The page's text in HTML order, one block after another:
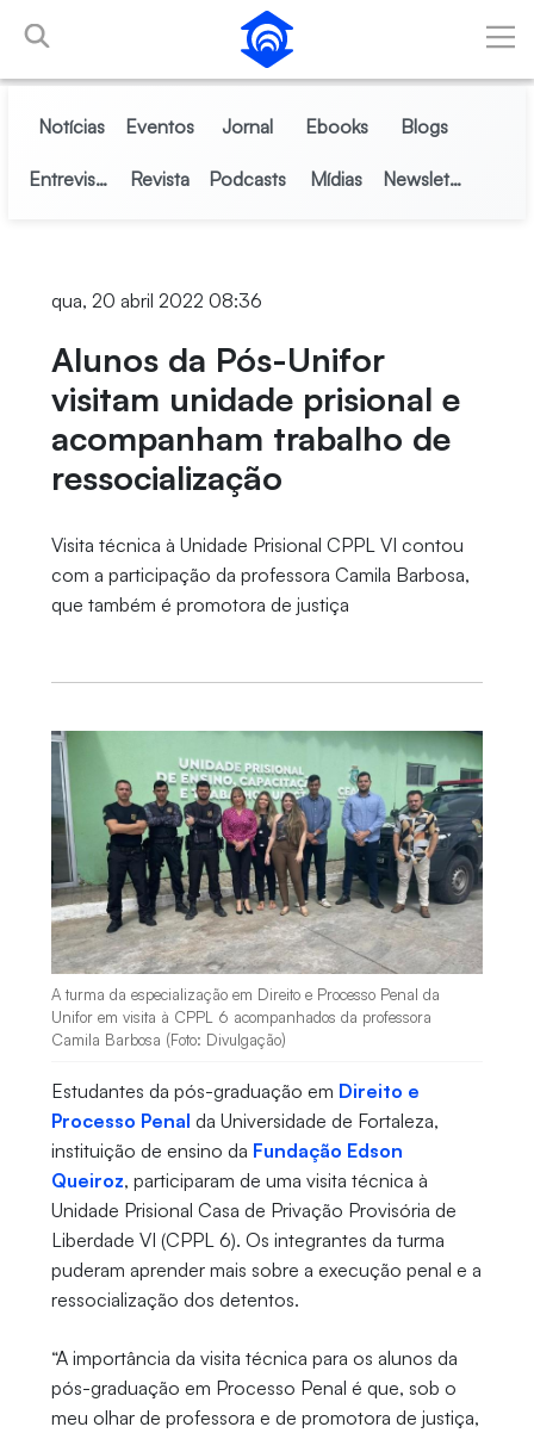
Pular para o Conteúdo principal
Notícias Eventos Jornal Ebooks Blogs
Entrevistas Revista Podcasts Mídias Newsletter
qua, 20 abril 2022 08:36
Alunos da Pós-Unifor
visitam unidade prisional e
acompanham trabalho de
ressocialização
Visita técnica à Unidade Prisional CPPL VI contou
com a participação da professora Camila Barbosa,
que também é promotora de justiça
A turma da especialização em Direito e Processo Penal da
Unifor em visita à CPPL 6 acompanhados da professora
Camila Barbosa (Foto: Divulgação)
Estudantes da pós-graduação em Direito e
Processo Penal da Universidade de Fortaleza,
instituição de ensino da Fundação Edson
Queiroz, participaram de uma visita técnica à
Unidade Prisional Casa de Privação Provisória de
Liberdade VI (CPPL 6). Os integrantes da turma
puderam aprender mais sobre a execução penal e a
ressocialização dos detentos.
“A importância da visita técnica para os alunos da
pós-graduação em Processo Penal é que, sob o
meu olhar de professora e de promotora de justiça,